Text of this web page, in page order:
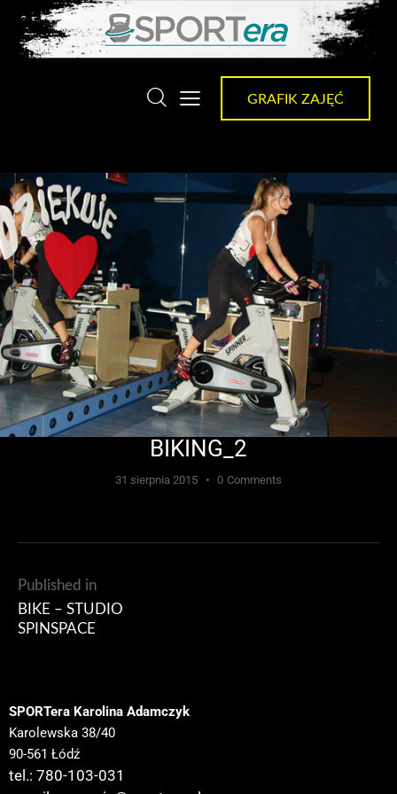
GRAFIK ZAJĘĆ
BIKING_2
31 sierpnia 2015 0 Comments
Published in
BIKE – STUDIO
SPINSPACE
SPORTera Karolina Adamczyk
Karolewska 38/40
90-561 Łódź
tel.: 780-103-031